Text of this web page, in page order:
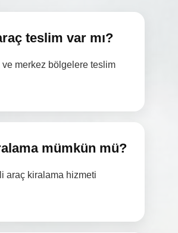
teslim var mı?
ve merkez bölgelere teslim
mümkün mü?
araç kiralama hizmeti